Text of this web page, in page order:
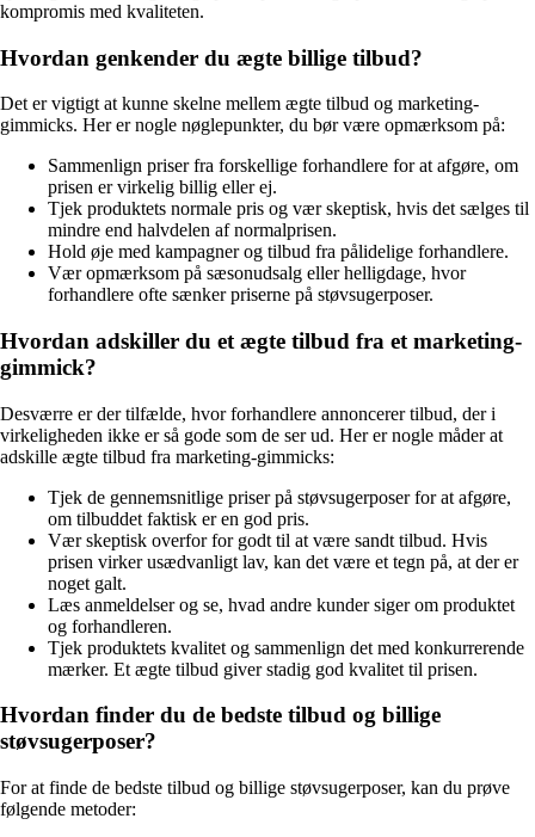
kompromis med kvaliteten.
Hvordan genkender du ægte billige tilbud?
Det er vigtigt at kunne skelne mellem ægte tilbud og marketing-
gimmicks. Her er nogle nøglepunkter, du bør være opmærksom på:
Sammenlign priser fra forskellige forhandlere for at afgøre, om
prisen er virkelig billig eller ej.
Tjek produktets normale pris og vær skeptisk, hvis det sælges til
mindre end halvdelen af normalprisen.
Hold øje med kampagner og tilbud fra pålidelige forhandlere.
Vær opmærksom på sæsonudsalg eller helligdage, hvor
forhandlere ofte sænker priserne på støvsugerposer.
Hvordan adskiller du et ægte tilbud fra et marketing-
gimmick?
Desværre er der tilfælde, hvor forhandlere annoncerer tilbud, der i
virkeligheden ikke er så gode som de ser ud. Her er nogle måder at
adskille ægte tilbud fra marketing-gimmicks:
Tjek de gennemsnitlige priser på støvsugerposer for at afgøre,
om tilbuddet faktisk er en god pris.
Vær skeptisk overfor for godt til at være sandt tilbud. Hvis
prisen virker usædvanligt lav, kan det være et tegn på, at der er
noget galt.
Læs anmeldelser og se, hvad andre kunder siger om produktet
og forhandleren.
Tjek produktets kvalitet og sammenlign det med konkurrerende
mærker. Et ægte tilbud giver stadig god kvalitet til prisen.
Hvordan finder du de bedste tilbud og billige
støvsugerposer?
For at finde de bedste tilbud og billige støvsugerposer, kan du prøve
følgende metoder: